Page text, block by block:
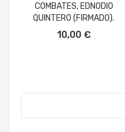
COMBATES, EDNODIO
QUINTERO (FIRMADO).
10,00 €